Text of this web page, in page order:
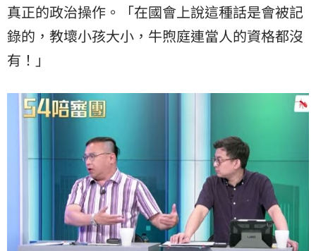
真正的政治操作。「在國會上說這種話是會被記
錄的，教壞小孩大小，牛煦庭連當人的資格都沒
有！」